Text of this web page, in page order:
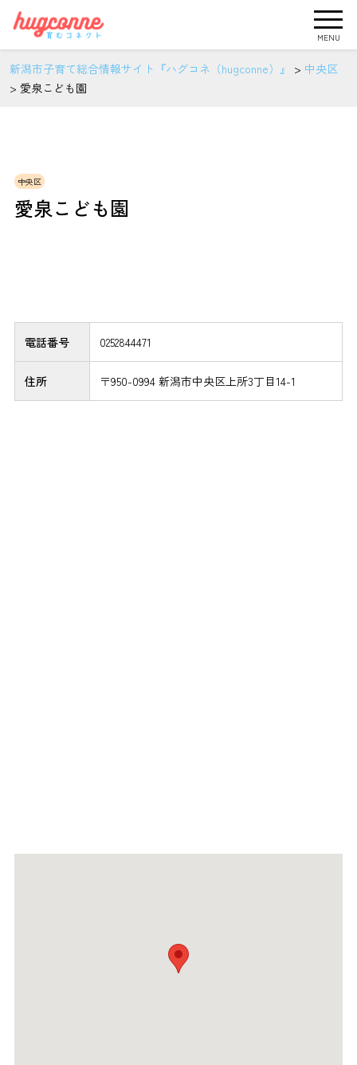
MENU
新潟市子育て総合情報サイト『ハグコネ（hugconne）』 > 中央区
> 愛泉こども園
中央区
愛泉こども園
電話番号 0252844471
住所 〒950-0994 新潟市中央区上所3丁目14-1